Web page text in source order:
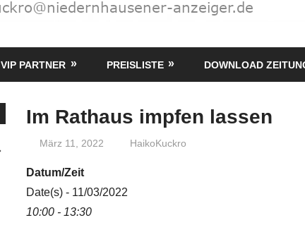
VIP PARTNER PREISLISTE DOWNLOAD
Im Rathaus impfen lassen
März 11, 2022 HaikoKuckro
Datum/Zeit
Date(s) - 11/03/2022
10:00 - 13:30